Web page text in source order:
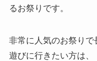
るお祭りです。
非常に人気のお祭り
遊びに行きたい方は、